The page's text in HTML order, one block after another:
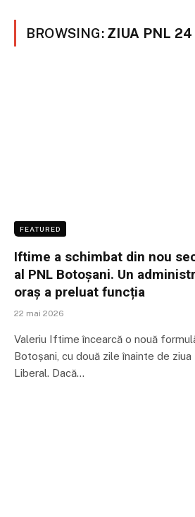
BROWSING: ZIUA PNL
FEATURED
Iftime a schimbat din nou
al PNL Botoșani. Un
oraș a preluat funcția
22 mai 2026
Valeriu Iftime încearcă o nouă
Botoșani, cu două zile înainte de
Liberal. Dacă…